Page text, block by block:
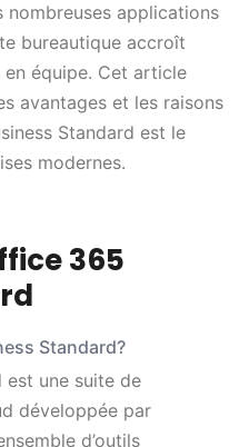
nombreuses applications
bureautique accroît
équipe. Cet article
avantages et les raisons
Standard est le
modernes.
365
Standard?
est une suite de
développée par
d’outils